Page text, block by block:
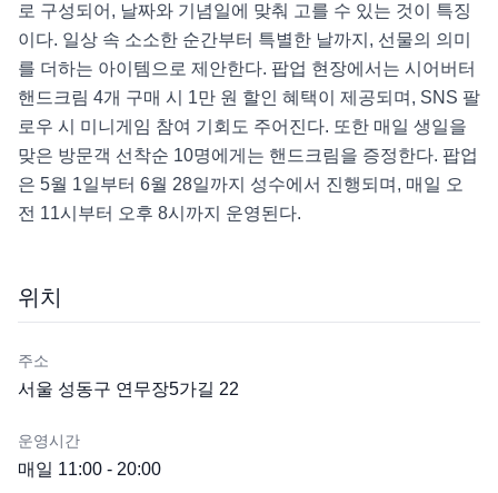
로 구성되어, 날짜와 기념일에 맞춰 고를 수 있는 것이 특징
이다. 일상 속 소소한 순간부터 특별한 날까지, 선물의 의미
를 더하는 아이템으로 제안한다. 팝업 현장에서는 시어버터
핸드크림 4개 구매 시 1만 원 할인 혜택이 제공되며, SNS 팔
로우 시 미니게임 참여 기회도 주어진다. 또한 매일 생일을
맞은 방문객 선착순 10명에게는 핸드크림을 증정한다. 팝업
은 5월 1일부터 6월 28일까지 성수에서 진행되며, 매일 오
전 11시부터 오후 8시까지 운영된다.
위치
주소
서울 성동구 연무장5가길 22
운영시간
매일 11:00 - 20:00